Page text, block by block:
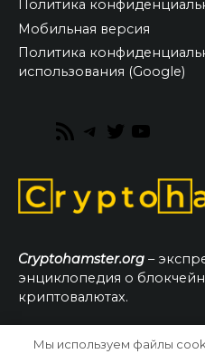
Политика
Мобильная версия
Политика
использования (Google)
RSS
Telegram
Twitter
Cryptohamster.org –
энциклопедия о
криптовалютах.
Мы используем файлы